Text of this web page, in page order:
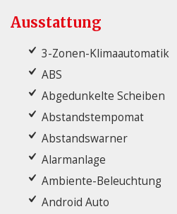
Ausstattung
3-Zonen-Klimaautomatik
ABS
Abgedunkelte Scheiben
Abstandstempomat
Abstandswarner
Alarmanlage
Ambiente-Beleuchtung
Android Auto